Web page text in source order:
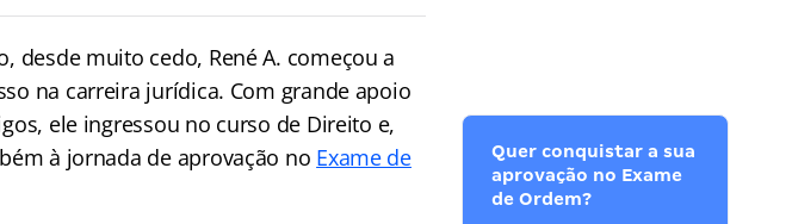
desde muito cedo, René A. começou a
na carreira jurídica. Com grande apoio
ele ingressou no curso de Direito e,
à jornada de aprovação no Exame de
Quer conquistar a sua
aprovação no Exame
de Ordem?